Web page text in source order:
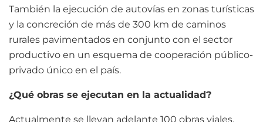
También la ejecución de autovías en zonas turísticas
y la concreción de más de 300 km de caminos
rurales pavimentados en conjunto con el sector
productivo en un esquema de cooperación público-
privado único en el país.
¿Qué obras se ejecutan en la actualidad?
Actualmente se llevan adelante 100 obras viales,